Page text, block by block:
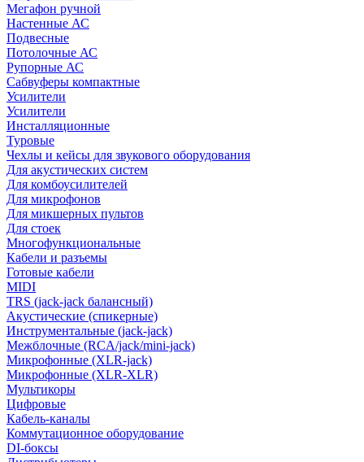
Мегафон ручной
Настенные АС
Подвесные
Потолочные АС
Рупорные АС
Сабвуферы компактные
Усилители
Усилители
Инсталляционные
Туровые
Чехлы и кейсы для звукового оборудования
Для акустических систем
Для комбоусилителей
Для микрофонов
Для микшерных пультов
Для стоек
Многофункциональные
Кабели и разъемы
Готовые кабели
MIDI
TRS (jack-jack балансный)
Акустические (спикерные)
Инструментальные (jack-jack)
Межблочные (RCA/jack/mini-jack)
Микрофонные (XLR-jack)
Микрофонные (XLR-XLR)
Мультикоры
Цифровые
Кабель-каналы
Коммутационное оборудование
DI-боксы